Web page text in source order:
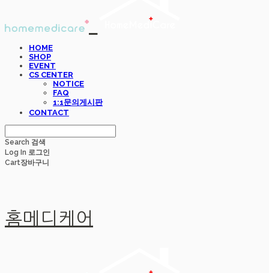
HOME
SHOP
EVENT
CS CENTER
NOTICE
FAQ
1:1문의게시판
CONTACT
Search 검색
Log In 로그인
Cart장바구니
홈메디케어